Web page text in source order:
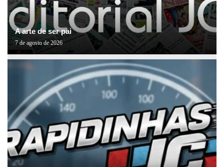
A arte de ser pai
7 de agosto de 2026